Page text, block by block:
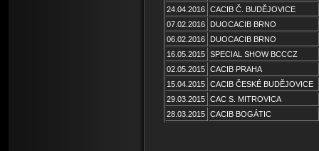
24.04.2016 CACIB Č. BUDĚJOVICE
07.02.2016
DUOCACIB BRNO
06.02.2016
DUOCACIB BRNO
16.05.2015 SPECIAL SHOW BCCCZ
02.05.2015 CACIB PRAHA
15.04.2015 CACIB ČESKÉ BUDĚJOVICE
29.03.2015 CAC S. MITROVICA
28.03.2015 CACIB BOGÁTIC